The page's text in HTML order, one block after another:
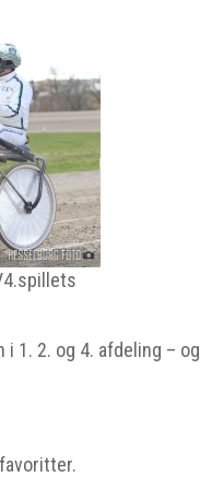
1. 2. og 4. afdeling – og